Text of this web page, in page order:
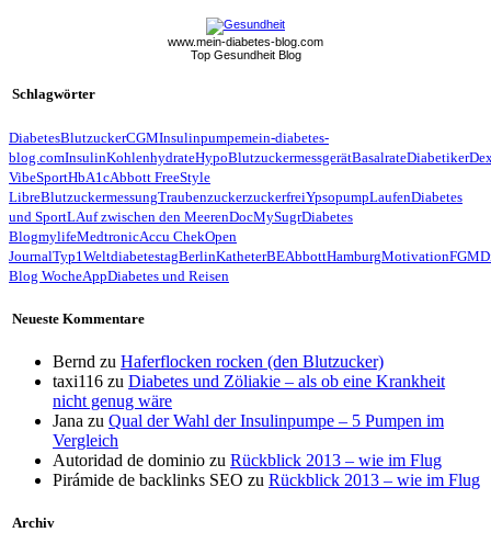
www.mein-diabetes-blog.com
Top Gesundheit Blog
Schlagwörter
DiabetesBlutzuckerCGMInsulinpumpemein-diabetes-
blog.comInsulinKohlenhydrateHypoBlutzuckermessgerätBasalrateDiabetiker
VibeSportHbA1cAbbott FreeStyle
LibreBlutzuckermessungTraubenzuckerzuckerfreiYpsopumpLaufenDiabetes
und SportLAuf zwischen den MeerenDocMySugrDiabetes
BlogmylifeMedtronicAccu ChekOpen
JournalTyp1WeltdiabetestagBerlinKatheterBEAbbottHamburgMotivationFGM
Blog WocheAppDiabetes und Reisen
Neueste Kommentare
Bernd zu Haferflocken rocken (den Blutzucker)
taxi116 zu Diabetes und Zöliakie – als ob eine Krankheit
nicht genug wäre
Jana zu Qual der Wahl der Insulinpumpe – 5 Pumpen im
Vergleich
Autoridad de dominio zu Rückblick 2013 – wie im Flug
Pirámide de backlinks SEO zu Rückblick 2013 – wie im Flug
Archiv